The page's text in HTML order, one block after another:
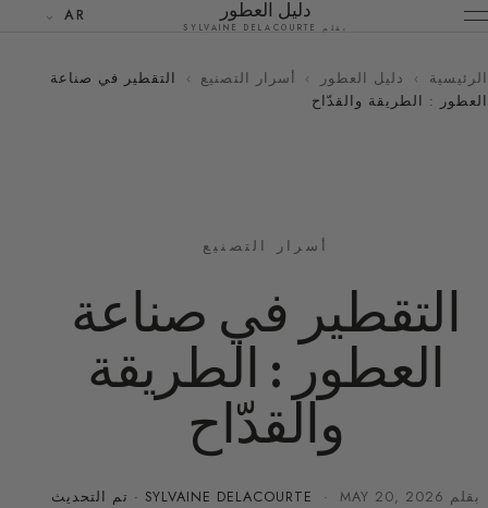
دليل العطور
بقلم SYLVAINE DELACOURTE
AR
الرئيسية › دليل العطور › أسرار التصنيع ›
التقطير في صناعة
العطور : الطريقة والقدّاح
أسرار التصنيع
التقطير في صناعة
العطور : الطريقة
والقدّاح
بقلم SYLVAINE DELACOURTE ·MAY 20, 2026
· تم التحديث